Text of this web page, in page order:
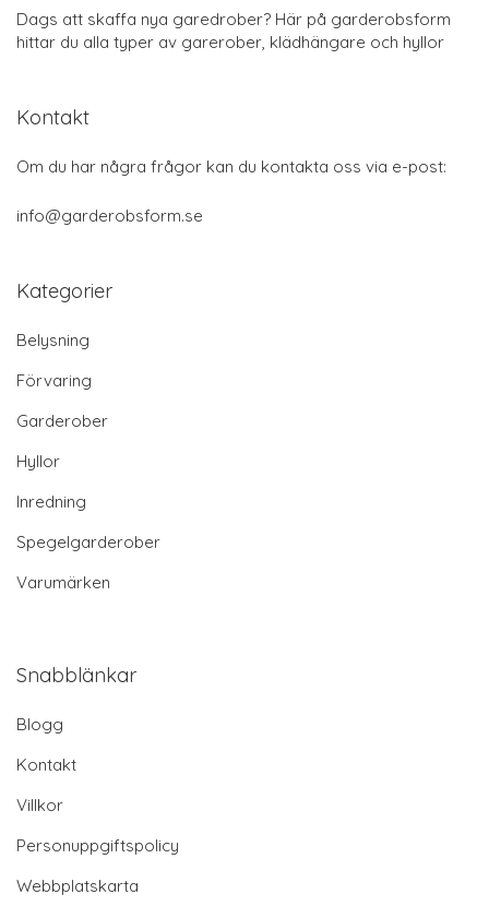
Dags att skaffa nya garedrober? Här på garderobsform
hittar du alla typer av garerober, klädhängare och hyllor
Kontakt
Om du har några frågor kan du kontakta oss via e-post:
info@garderobsform.se
Kategorier
Belysning
Förvaring
Garderober
Hyllor
Inredning
Spegelgarderober
Varumärken
Snabblänkar
Blogg
Kontakt
Villkor
Personuppgiftspolicy
Webbplatskarta